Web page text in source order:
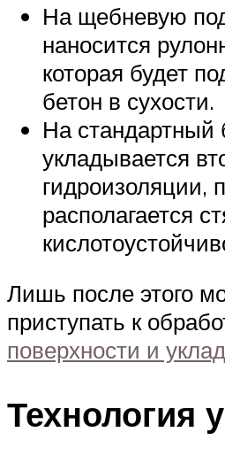
На щебневую
наносится
которая будет
бетон в сухости.
На стандартный
укладывается
гидроизоляции,
располагается
Лишь после этого
приступать к
поверхности и
Технология